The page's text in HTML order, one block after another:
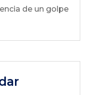
de un golpe